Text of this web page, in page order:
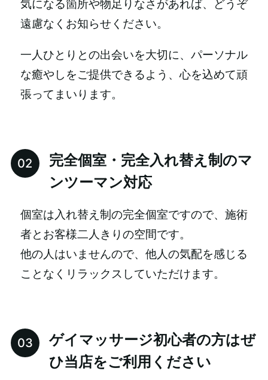
気になる箇所や物足りなさがあれば、どうぞ
遠慮なくお知らせください。
一人ひとりとの出会いを大切に、パーソナル
な癒やしをご提供できるよう、心を込めて頑
張ってまいります。
完全個室・完全入れ替え制のマ
ンツーマン対応
個室は入れ替え制の完全個室ですので、施術
者とお客様二人きりの空間です。
他の人はいませんので、他人の気配を感じる
ことなくリラックスしていただけます。
ゲイマッサージ初心者の方はぜ
ひ当店をご利用ください